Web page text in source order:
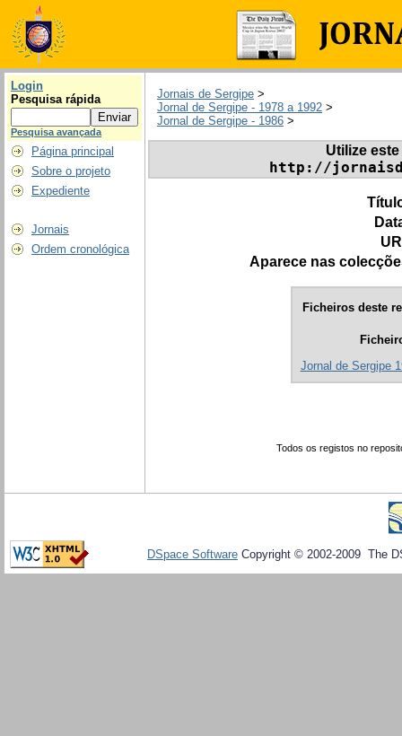
Login
Pesquisa rápida
Pesquisa avançada
Página principal
Sobre o projeto
Expediente
Jornais
Ordem cronológica
Jornais de Sergipe >
Jornal de Sergipe - 1978 a 1992 >
Jornal de Sergipe - 1986 >
Utilize
http://
Aparece nas
Ficheiros deste
Jornal de Sergipe
Todos os registos no
DSpace Software Copyright © 2002-2009 The